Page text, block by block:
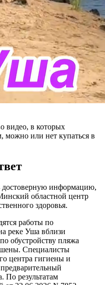
видео, в которых
можно или нет купаться в
достоверную информацию,
областной центр
здоровья.
работы по
реке Уша вблизи
обустройству пляжа
Специалисты
центра гигиены и
По результатам